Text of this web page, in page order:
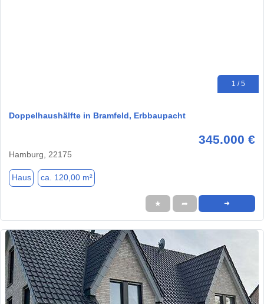
1 / 5
Doppelhaushälfte in Bramfeld, Erbbaupacht
345.000 €
Hamburg, 22175
Haus ca. 120,00 m²
★ ➦ ➜